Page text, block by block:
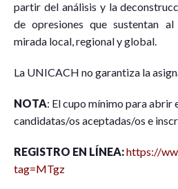
partir del análisis y la
de opresiones que sustentan
mirada local, regional y global.
La UNICACH no garantiza la
NOTA: El cupo mínimo para abrir
candidatas/os aceptadas/os e
REGISTRO EN LÍNEA:https://
tag=MTgz